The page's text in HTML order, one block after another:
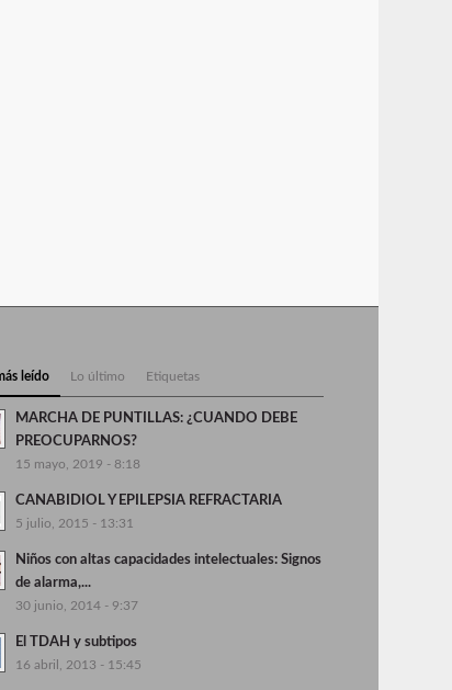
leído Lo último Etiquetas
MARCHA DE PUNTILLAS: ¿CUANDO DEBE
PREOCUPARNOS?
15 mayo, 2019 - 8:18
CANABIDIOL Y EPILEPSIA REFRACTARIA
5 julio, 2015 - 13:31
Niños con altas capacidades intelectuales: Signos
de alarma,...
30 junio, 2014 - 9:37
El TDAH y subtipos
16 abril, 2013 - 15:45